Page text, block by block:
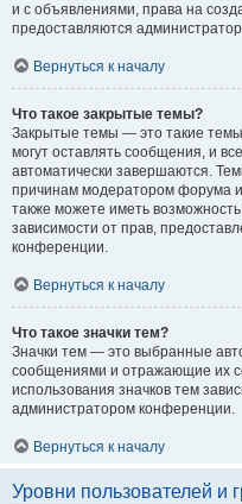
и с объявлениями, права на
предоставляются
Вернуться к началу
Что такое закрытые темы?
Закрытые темы — это такие
могут оставлять сообщения, и
автоматически завершаются.
причинам модератором форума
также можете иметь
зависимости от прав,
конференции.
Вернуться к началу
Что такое значки тем?
Значки тем — это выбранные
сообщениями и отражающие их
использования значков тем
администратором конференции.
Вернуться к началу
Уровни пользователей и